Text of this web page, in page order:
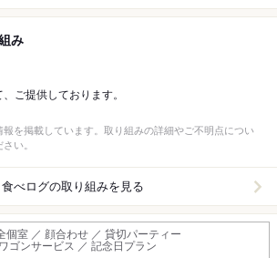
み
ご提供しております。
報を掲載しています。取り組みの詳細やご不明点につい
い。
食べログの取り組みを見る
個室 ／ 顔合わせ ／ 貸切パーティー
ゴンサービス ／ 記念日プラン